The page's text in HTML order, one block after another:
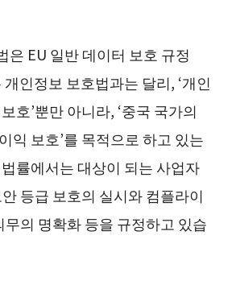
은 EU 일반 데이터 보호 규정
인정보 보호법과는 달리, ‘개인
호’뿐만 아니라, ‘중국 국가의
익 보호’를 목적으로 하고 있는
률에서는 대상이 되는 사업자
등급 보호의 실시와 컴플라이
의 명확화 등을 규정하고 있습